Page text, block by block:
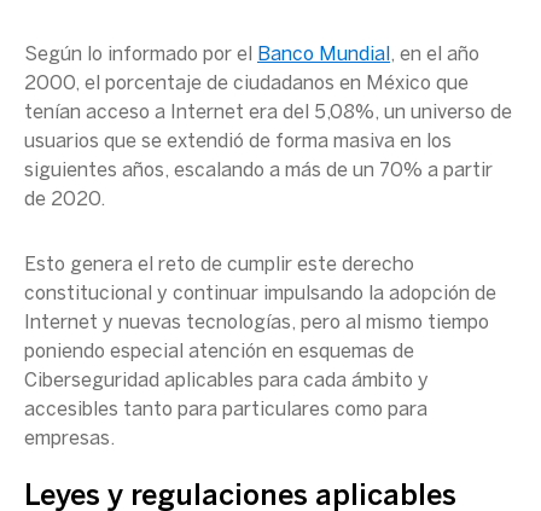
Según lo informado por el Banco Mundial , en el año
2000, el porcentaje de ciudadanos en México que
tenían acceso a Internet era del 5,08%, un universo de
usuarios que se extendió de forma masiva en los
siguientes años, escalando a más de un 70% a partir
de 2020.
Esto genera el reto de cumplir este derecho
constitucional y continuar impulsando la adopción de
Internet y nuevas tecnologías, pero al mismo tiempo
poniendo especial atención en esquemas de
Ciberseguridad aplicables para cada ámbito y
accesibles tanto para particulares como para
empresas.
Leyes y regulaciones aplicables